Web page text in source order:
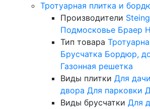
Тротуарная плитка и
Производители
Подмосковье Браер
Тип товара
Брусчатка Бордюр,
Газонная решетка
Виды плитки Для дачи
двора Для парковки
Виды брусчатки Для